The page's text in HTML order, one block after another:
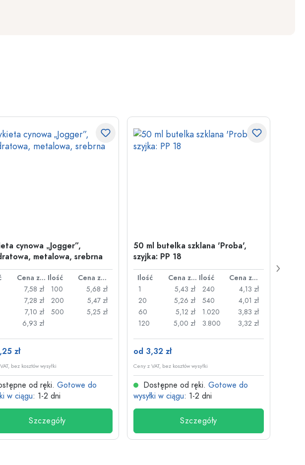
cynowa „Jogger”,
metalowa, srebrna
Cena za sztukę Ilość
Cena za sztukę
7,58 zł
7,28 zł
7,10 zł
6,93 zł
100
5,68 zł
200
5,47 zł
500
5,25 zł
zł
bez kosztów wysyłki
od ręki. Gotowe do
w ciągu: 1-2 dni
Szczegóły
50 ml butelka szklana 'Proba',
szyjka: PP 18
Ilość Cena za sztukę Ilość
Cena za sztukę
1
5,43 zł
20
5,26 zł
60
5,12 zł
120
5,00 zł
240
4,13 zł
540
4,01 zł
1.020
3,83 zł
3.800
3,32 zł
od 3,32 zł
Ceny z VAT, bez kosztów wysyłki
Dostępne od ręki. Gotowe do
wysyłki w ciągu: 1-2 dni
Szczegóły